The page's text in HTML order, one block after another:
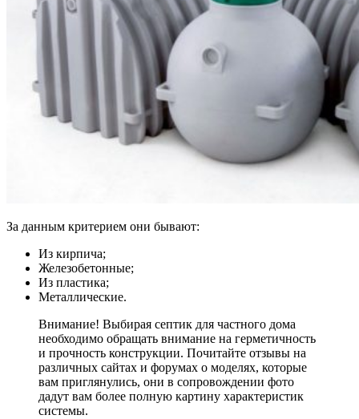
За данным критерием они бывают:
Из кирпича;
Железобетонные;
Из пластика;
Металлические.
Внимание! Выбирая септик для частного дома
необходимо обращать внимание на герметичность
и прочность конструкции. Почитайте отзывы на
различных сайтах и форумах о моделях, которые
вам приглянулись, они в сопровождении фото
дадут вам более полную картину характеристик
системы.